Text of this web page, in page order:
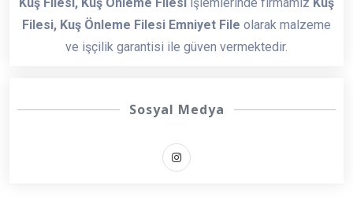
Filesi, Kuş Önleme Filesi Emniyet File olarak malzeme
ve işçilik garantisi ile güven vermektedir.
Sosyal Medya